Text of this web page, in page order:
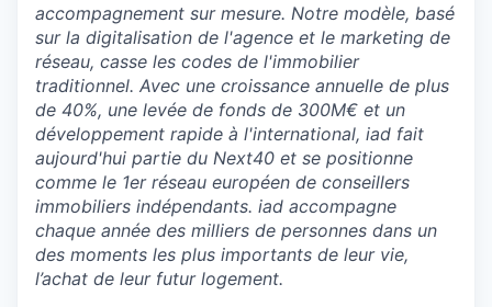
accompagnement sur mesure. Notre modèle, basé
sur la digitalisation de l'agence et le marketing de
réseau, casse les codes de l'immobilier
traditionnel. Avec une croissance annuelle de plus
de 40%, une levée de fonds de 300M€ et un
développement rapide à l'international, iad fait
aujourd'hui partie du Next40 et se positionne
comme le 1er réseau européen de conseillers
immobiliers indépendants. iad accompagne
chaque année des milliers de personnes dans un
des moments les plus importants de leur vie,
l’achat de leur futur logement.